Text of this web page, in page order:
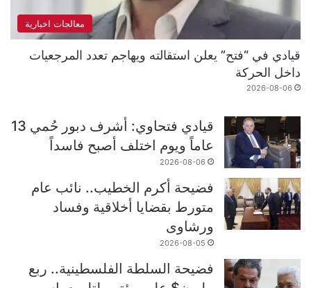
معالجات اخبارية
قيادي في “فتح” يعلن استقالته ويهاجم تعدد المرجعيات
داخل الحركة
2026-08-06
قيادي فتحاوي: أشرف دبور حُمي 13
عاماً ويوم اختلف أصبح فاسداً
2026-08-06
فضيحة أكرم الخطيب.. نائب عام
متورط بقضايا أخلاقية وفساد
ورشاوى
2026-08-05
فضيحة السلطة الفلسطينية.. ربع